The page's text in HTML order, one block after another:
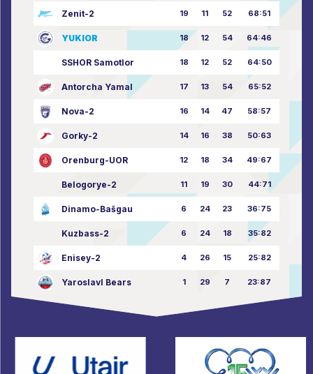
Zenit-2 19 11 52 68:51
YUKIOR 18 12 54 64:46
SSHOR Samotlor 18 12 52 64:50
Antorcha Yamal 17 13 54 65:52
Nova-2 16 14 47 58:57
Gorky-2 14 16 38 50:63
Orenburg-UOR 12 18 34 49:67
Belogorye-2 11 19 30 44:71
Dinamo-Bašgau 6 24 23 36:75
Kuzbass-2 6 24 18 35:82
Enisey-2 4 26 15 25:82
Yaroslavl Bears 1 29 7 23:87